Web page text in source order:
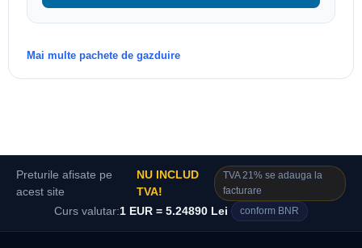
Mai multe pachete de gazduire
Preturile afisate pe
acest site
NU INCLUD
TVA!
TVA 21% se adauga la
facturare
Curs valutar:1 EUR = 5.24890 Lei conform BNR